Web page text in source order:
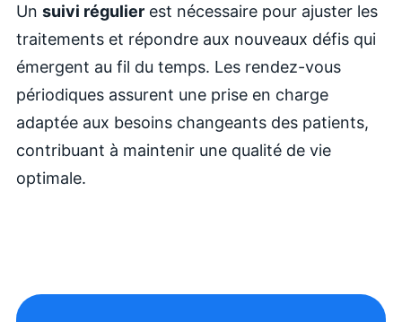
Un suivi régulier est nécessaire pour ajuster les
traitements et répondre aux nouveaux défis qui
émergent au fil du temps. Les rendez-vous
périodiques assurent une prise en charge
adaptée aux besoins changeants des patients,
contribuant à maintenir une qualité de vie
optimale.